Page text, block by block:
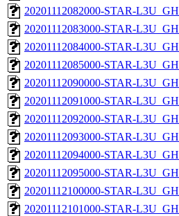
20201112082000-STAR-
20201112083000-STAR-
20201112084000-STAR-
20201112085000-STAR-
20201112090000-STAR-
20201112091000-STAR-
20201112092000-STAR-
20201112093000-STAR-
20201112094000-STAR-
20201112095000-STAR-
20201112100000-STAR-
20201112101000-STAR-